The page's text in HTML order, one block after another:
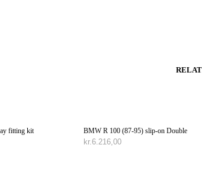
fitting kit BMW R 100 (87-95) slip-on Double
kr.6.216,00